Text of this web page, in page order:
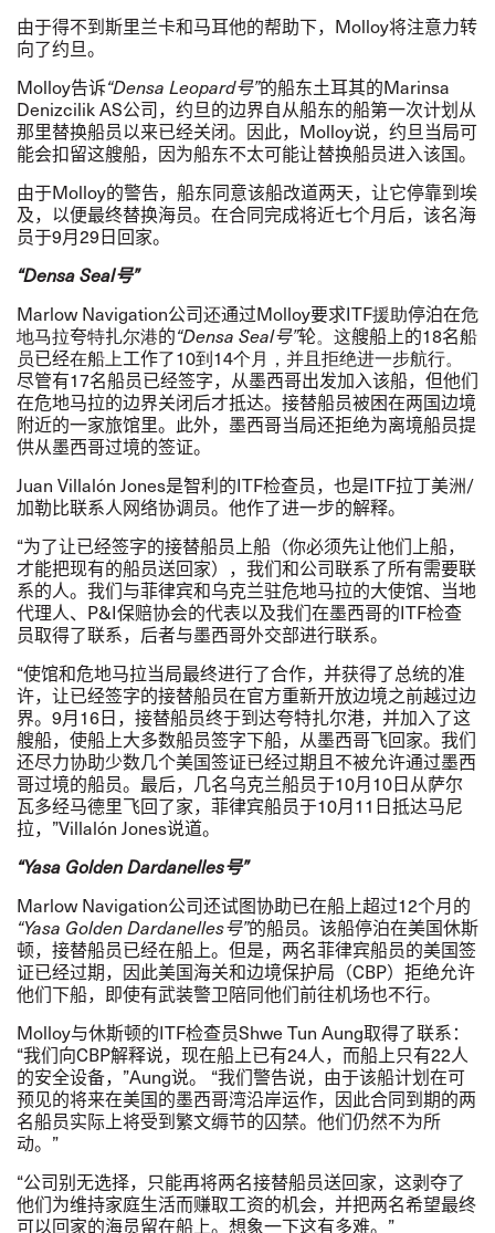
由于得不到斯里兰卡和马耳他的帮助下， Molloy将注意力转
向了约旦。
Molloy告诉“Densa Leopard号”的船东土耳其的Marinsa
Denizcilik AS公司，约旦的边界自从船东的船第一次计划从
那里替换船员以来已经关闭。因此， Molloy说，约旦当局可
能会扣留这艘船，因为船东不太可能让替换船员进入该国。
由于Molloy的警告，船东同意该船改道两天，让它停靠到埃
及，以便最终替换海员。在合同完成将近七个月后，该名海
员于9月29日回家。
“Densa Seal号”
Marlow Navigation公司还通过Molloy要求ITF援助停泊在危
地马拉夸特扎尔港的“Densa Seal号”轮。这艘船上的18名船
员已经在船上工作了10到14个月 ，并且拒绝进一步航行。
尽管有17名船员已经签字，从墨西哥出发加入该船，但他们
在危地马拉的边界关闭后才抵达。接替船员被困在两国边境
附近的一家旅馆里。此外，墨西哥当局还拒绝为离境船员提
供从墨西哥过境的签证。
Juan Villalón Jones是智利的ITF检查员，也是ITF拉丁美洲/
加勒比联系人网络协调员。他作了进一步的解释。
“为了让已经签字的接替船员上船（你必须先让他们上船，
才能把现有的船员送回家），我们和公司联系了所有需要联
系的人。我们与菲律宾和乌克兰驻危地马拉的大使馆、当地
代理人、 P&I保赔协会的代表以及我们在墨西哥的ITF检查
员取得了联系，后者与墨西哥外交部进行联系。
“使馆和危地马拉当局最终进行了合作，并获得了总统的准
许，让已经签字的接替船员在官方重新开放边境之前越过边
界。 9月16日，接替船员终于到达夸特扎尔港，并加入了这
艘船，使船上大多数船员签字下船，从墨西哥飞回家。我们
还尽力协助少数几个美国签证已经过期且不被允许通过墨西
哥过境的船员。最后，几名乌克兰船员于10月10日从萨尔
瓦多经马德里飞回了家，菲律宾船员于10月11 日抵达马尼
拉， ”Villalón Jones说道。
“Yasa Golden Dardanelles号”
Marlow Navigation公司还试图协助已在船上超过12个月的
“Yasa Golden Dardanelles号”的船员。该船停泊在美国休斯
顿，接替船员已经在船上。但是，两名菲律宾船员的美国签
证已经过期，因此美国海关和边境保护局（CBP）拒绝允许
他们下船，即使有武装警卫陪同他们前往机场也不行。
Molloy与休斯顿的ITF检查员Shwe Tun Aung取得了联系：
“我们向CBP解释说，现在船上已有24人，而船上只有22人
的安全设备， ”Aung说。 “我们警告说，由于该船计划在可
预见的将来在美国的墨西哥湾沿岸运作，因此合同到期的两
名船员实际上将受到繁文缛节的囚禁。他们仍然不为所
动。 ”
“公司别无选择，只能再将两名接替船员送回家，这剥夺了
他们为维持家庭生活而赚取工资的机会，并把两名希望最终
可以回家的海员留在船上。想象一下这有多难。 ”